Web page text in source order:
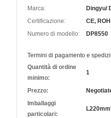
Marca:
Dingyu/
Certificazione:
CE,
Numero di modello:
DP8550
Termini di pagamento e
Quantità di ordine
minimo:
1
Prezzo:
Imballaggi
particolari: